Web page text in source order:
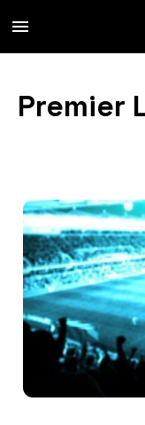
Premier